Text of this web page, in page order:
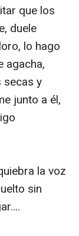
que los
duele
lo hago
agacha,
secas y
junto a él,
la voz
sin